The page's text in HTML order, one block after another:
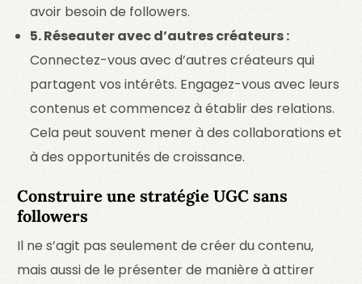
avoir besoin de followers.
5. Réseauter avec d’autres créateurs :
Connectez-vous avec d’autres créateurs qui
partagent vos intérêts. Engagez-vous avec leurs
contenus et commencez à établir des relations.
Cela peut souvent mener à des collaborations et
à des opportunités de croissance.
Construire une stratégie UGC sans
followers
Il ne s’agit pas seulement de créer du contenu,
mais aussi de le présenter de manière à attirer